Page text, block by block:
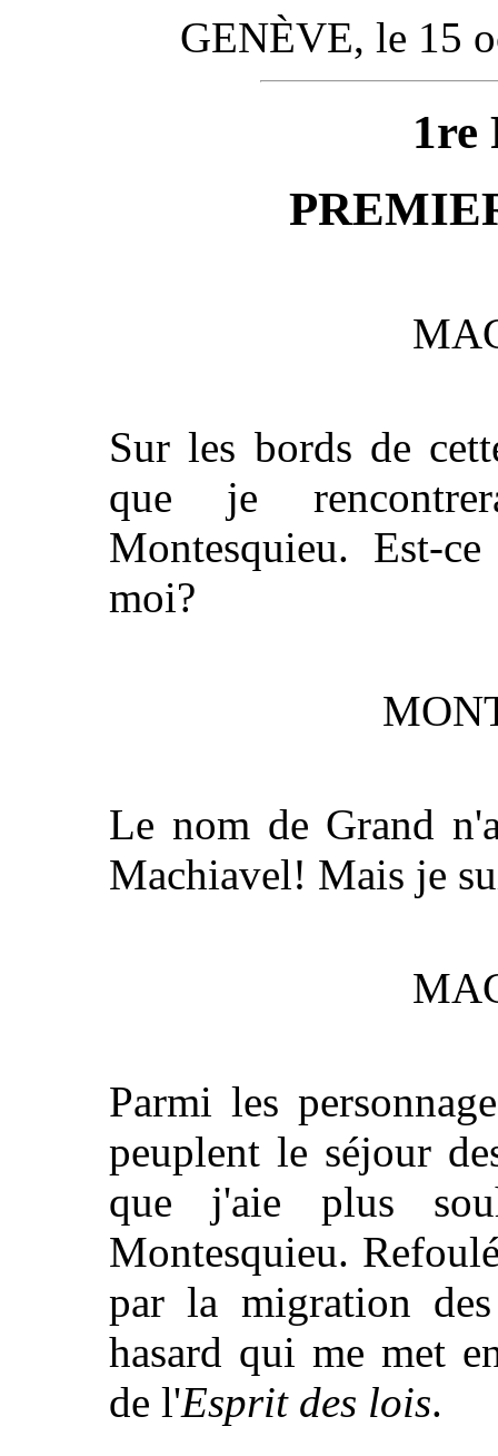
GENÈVE, le 15
1re
Sur les bords de
que je
Montesquieu. Est-
moi?
Le nom de Grand
Machiavel! Mais je
Parmi les
peuplent le séjour
que j'aie plus
Montesquieu.
par la migration
hasard qui me met
de l'Esprit des lois.